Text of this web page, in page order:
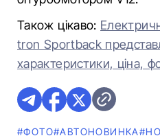
Також цікаво:
tron Sportback
характеристики, ціна,
#ФОТО#АВТОНОВИНКА